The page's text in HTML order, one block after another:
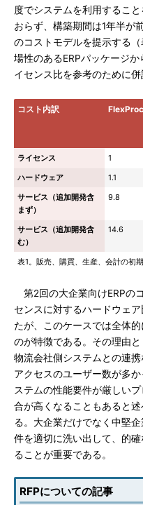
度でシステムを利用するこ
おらず、構築期間は1年半が
のコストモデルを提示する
場性のあるERPパッケージ
イセンス比を参考のために併
コスト内訳
ライセンス 1
ハードウェア
1.1
サービス（追加開発含
まず）
9.8
サービス（追加開発含
む）
14.6
表1。販売、購買、生産、会計の初
第2回の大企業向けERPの
センスに対するハードウェ
たが、このケースでは全体
のが特徴である。その理由
物流会社側システムとの連
アクセスのユーザー数が多
ステムの性能要件が厳しい
合が高くなることもあると
る。大企業だけでなく中堅
件を適切に洗い出して、的
ることが重要である。
RFPについての記事